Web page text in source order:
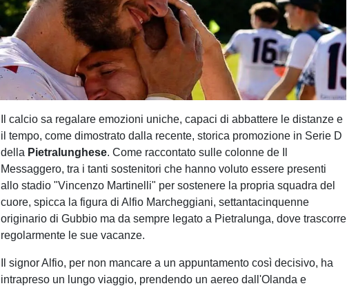
Il calcio sa regalare emozioni uniche, capaci di abbattere le distanze e
il tempo, come dimostrato dalla recente, storica promozione in Serie D
della Pietralunghese. Come raccontato sulle colonne de Il
Messaggero, tra i tanti sostenitori che hanno voluto essere presenti
allo stadio "Vincenzo Martinelli" per sostenere la propria squadra del
cuore, spicca la figura di Alfio Marcheggiani, settantacinquenne
originario di Gubbio ma da sempre legato a Pietralunga, dove trascorre
regolarmente le sue vacanze.
Il signor Alfio, per non mancare a un appuntamento così decisivo, ha
intrapreso un lungo viaggio, prendendo un aereo dall'Olanda e